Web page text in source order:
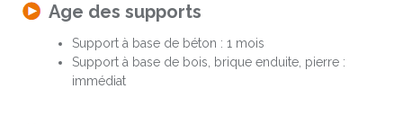
Age des supports
Support à base de béton : 1 mois
Support à base de bois, brique enduite, pierre :
immédiat